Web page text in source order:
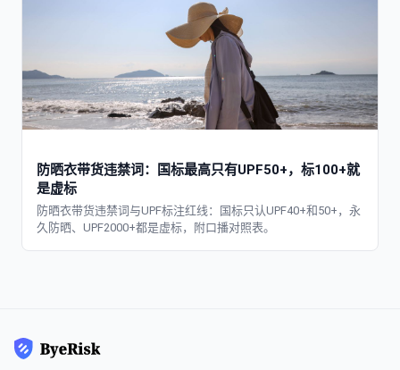
防晒衣带货违禁词：国标最高只有UPF50+，标100+就
是虚标
防晒衣带货违禁词与UPF标注红线：国标只认UPF40+和50+，永
久防晒、UPF2000+都是虚标，附口播对照表。